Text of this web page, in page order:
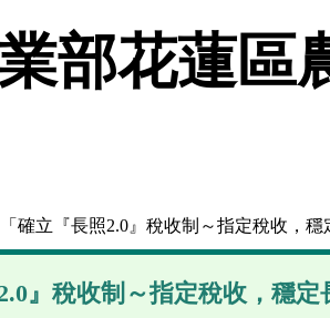
部花蓮區
確立『長照2.0』稅收制～指定稅收，
』稅收制～指定稅收，穩